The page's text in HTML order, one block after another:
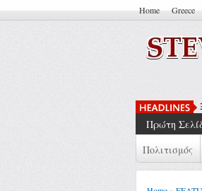
Home Greece
Πρώτη
Πολιτισμός